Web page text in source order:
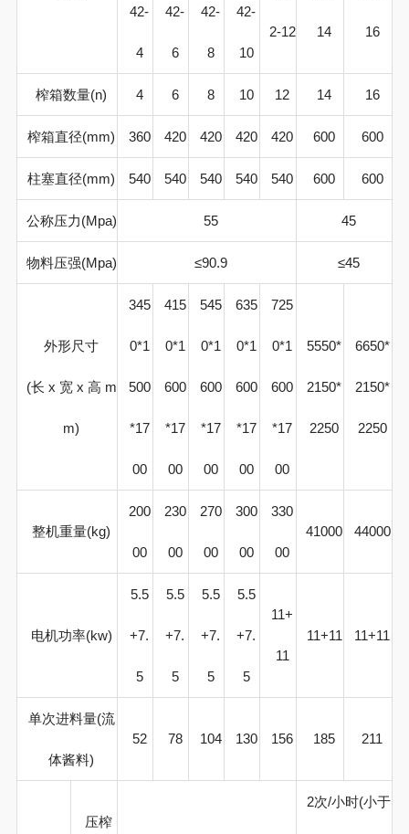
42-
4
42-
6
42-
8
42-
10
2-12 14 16
榨箱数量(n) 4 6 8 10 12 14 16
榨箱直径(mm) 360 420 420 420 420 600 600
柱塞直径(mm) 540 540 540 540 540 600 600
公称压力(Mpa) 55 45
物料压强(Mpa) ≤90.9 ≤45
外形尺寸
(长 x 宽x 高 m
m)
345
0*1
500
*17
00
415
0*1
600
*17
00
545
0*1
600
*17
00
635
0*1
600
*17
00
725
0*1
600
*17
00
5550*
2150*
2250
6650*
2150*
2250
整机重量(kg)
200
00
230
00
270
00
300
00
330
00
41000 44000
电机功率(kw)
5.5
+7.
5
5.5
+7.
5
5.5
+7.
5
5.5
+7.
5
11+
11
11+11 11+11
单次进料量(流
体酱料)
52 78 104 130 156 185 211
压榨
2次/小时(小于